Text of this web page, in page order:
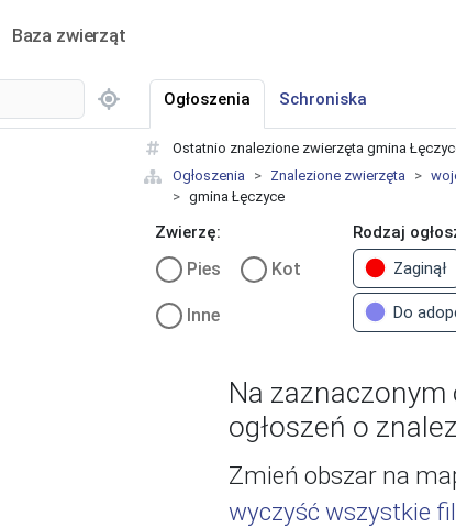
Ostatnio znalezione zwierzęta gmina
gmina Łęczyce
Znalezione zwierzęta
Ogłoszenia
Zwierzę:
Pies Kot
Inne
Rodzaj
Zaginął
Do
Na
ogłoszeń o
Zmień obszar na
wyczyść wszystkie
Ogłoszenia Schroniska
Baza zwierząt